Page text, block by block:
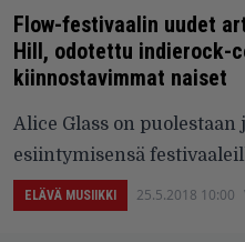
Flow-festivaalin uudet
Hill, odotettu indierock-
kiinnostavimmat naiset
Alice Glass on
esiintymisensä
ELÄVÄ MUSIIKKI 25.5.2018 10:00